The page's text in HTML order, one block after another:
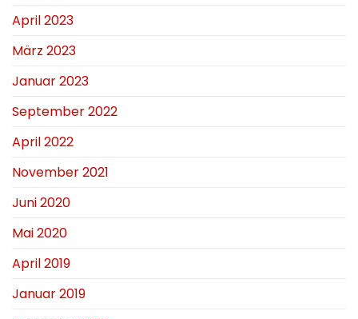
April 2023
März 2023
Januar 2023
September 2022
April 2022
November 2021
Juni 2020
Mai 2020
April 2019
Januar 2019